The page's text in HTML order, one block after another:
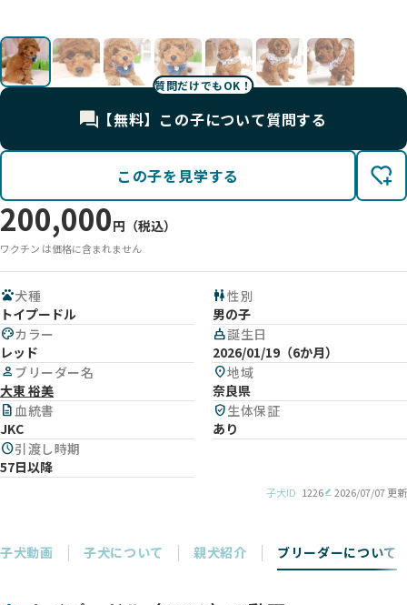
質問だけでもOK！
【無料】この子について質問する
この子を見学する
200,000円（税込）
ワクチン は価格に含まれません
pets犬種
トイプードル
wc性別
男の子
paletteカラー
レッド
cake誕生日
2026/01/19（6か月）
person ブリーダー名
大東 裕美
location_on地域
奈良県
description血統書
JKC
verified_user生体保証
あり
schedule引渡し時期
57日以降
子犬ID 1226 2026/07/07 更新
子犬動画 子犬について 親犬紹介 ブリーダーについて